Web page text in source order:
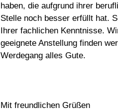
haben, die aufgrund ihrer
Stelle noch besser erfüllt hat.
Ihrer fachlichen Kenntnisse.
geeignete Anstellung finden
Werdegang alles Gute.
Mit freundlichen Grüßen